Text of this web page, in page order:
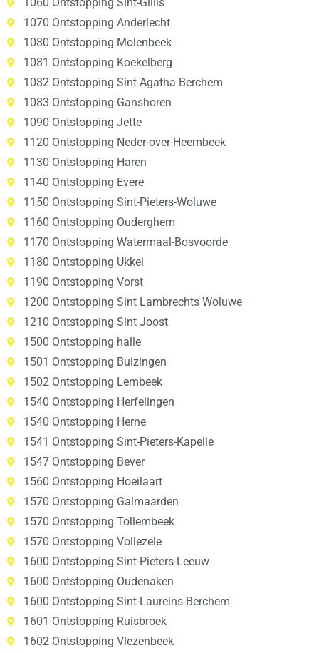
1070 Ontstopping Anderlecht
1080 Ontstopping Molenbeek
1081 Ontstopping Koekelberg
1082 Ontstopping Sint Agatha Berchem
1083 Ontstopping Ganshoren
1090 Ontstopping Jette
1120 Ontstopping Neder-over-Heembeek
1130 Ontstopping Haren
1140 Ontstopping Evere
1150 Ontstopping Sint-Pieters-Woluwe
1160 Ontstopping Ouderghem
1170 Ontstopping Watermaal-Bosvoorde
1180 Ontstopping Ukkel
1190 Ontstopping Vorst
1200 Ontstopping Sint Lambrechts Woluwe
1210 Ontstopping Sint Joost
1500 Ontstopping halle
1501 Ontstopping Buizingen
1502 Ontstopping Lembeek
1540 Ontstopping Herfelingen
1540 Ontstopping Herne
1541 Ontstopping Sint-Pieters-Kapelle
1547 Ontstopping Bever
1560 Ontstopping Hoeilaart
1570 Ontstopping Galmaarden
1570 Ontstopping Tollembeek
1570 Ontstopping Vollezele
1600 Ontstopping Sint-Pieters-Leeuw
1600 Ontstopping Oudenaken
1600 Ontstopping Sint-Laureins-Berchem
1601 Ontstopping Ruisbroek
1602 Ontstopping Vlezenbeek